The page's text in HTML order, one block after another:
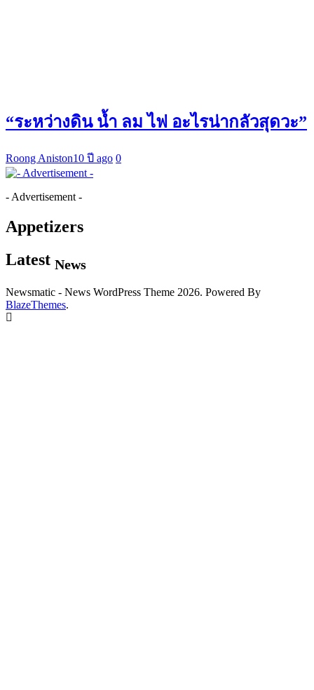
“ระหว่างดิน น้ำ ลม ไฟ อะไรน่ากลัวสุดวะ”
Roong Aniston10 ปี ago 0
- Advertisement -
Appetizers
Latest News
Newsmatic - News WordPress Theme 2026. Powered By
BlazeThemes.